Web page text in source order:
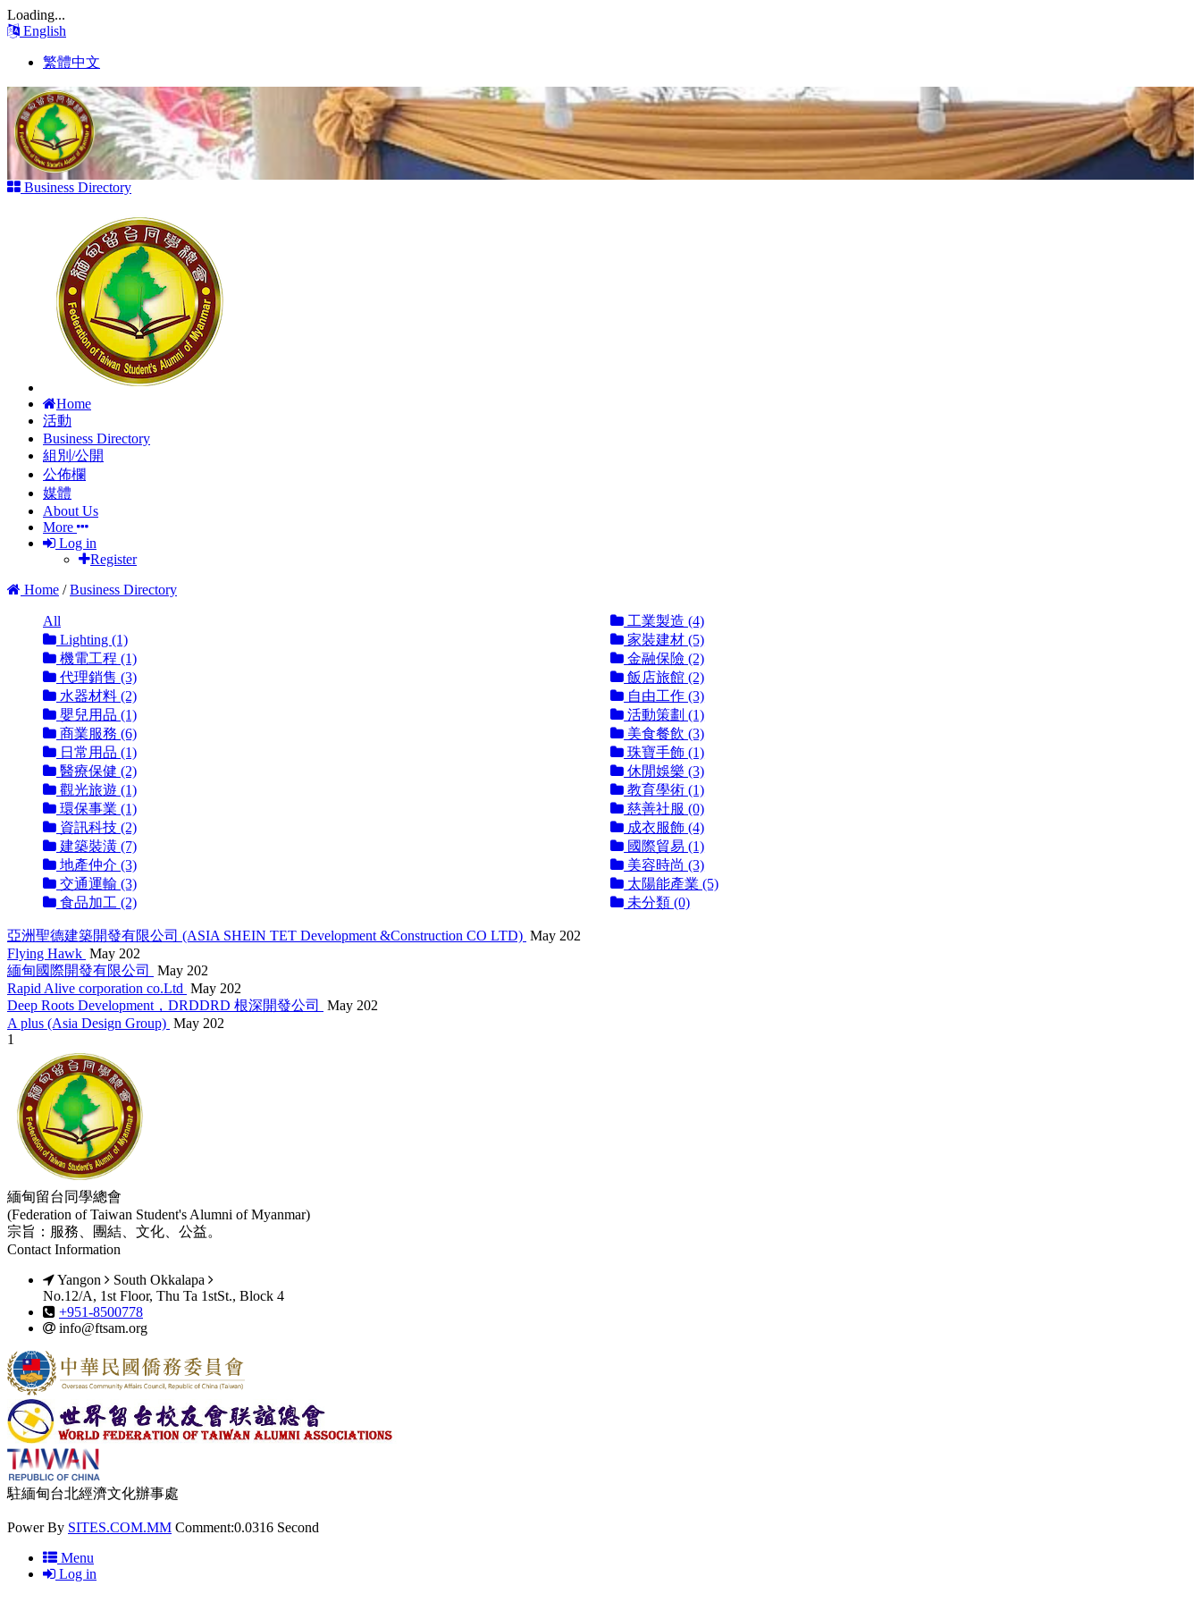
Loading...
English
繁體中文
Business Directory
Home
活動
Business Directory
組別/公開
公佈欄
媒體
About Us
More
Log in
Register
Home / Business Directory
All
工業製造 (4)
Lighting (1)
家裝建材 (5)
機電工程 (1)
金融保險 (2)
代理銷售 (3)
飯店旅館 (2)
水器材料 (2)
自由工作 (3)
嬰兒用品 (1)
活動策劃 (1)
商業服務 (6)
美食餐飲 (3)
日常用品 (1)
珠寶手飾 (1)
醫療保健 (2)
休閒娛樂 (3)
觀光旅遊 (1)
教育學術 (1)
環保事業 (1)
慈善社服 (0)
資訊科技 (2)
成衣服飾 (4)
建築裝潢 (7)
國際貿易 (1)
地產仲介 (3)
美容時尚 (3)
交通運輸 (3)
太陽能產業 (5)
食品加工 (2)
未分類 (0)
亞洲聖德建築開發有限公司 (ASIA SHEIN TET Development &Construction CO LTD) May 202
Flying Hawk May 202
緬甸國際開發有限公司
May 202
Rapid Alive corporation co.Ltd May 202
Deep Roots Development，DRDDRD 根深開發公司
May 202
A plus (Asia Design Group) May 202
1
緬甸留台同學總會
(Federation of Taiwan Student's Alumni of Myanmar)
宗旨：服務、團結、文化、公益。
Contact Information
Yangon
South Okkalapa
No.12/A, 1st Floor, Thu Ta 1stSt., Block 4
+951-8500778
info@ftsam.org
駐緬甸台北經濟文化辦事處
Power By SITES.COM.MM Comment:0.0316 Second
Menu
Log in